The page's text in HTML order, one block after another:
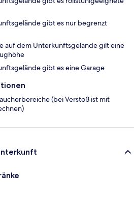
gibt es nur begrenzt
auf dem Unterkunftsgelände gilt eine
gibt es eine Garage
(bei Verstoß ist mit